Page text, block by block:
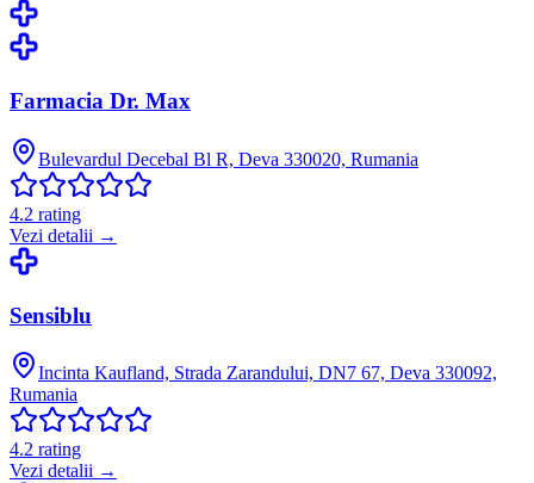
Farmacia Dr. Max
Bulevardul Decebal Bl R, Deva 330020, Rumania
4.2 rating
Vezi detalii →
Sensiblu
Incinta Kaufland, Strada Zarandului, DN7 67, Deva 330092,
Rumania
4.2 rating
Vezi detalii →